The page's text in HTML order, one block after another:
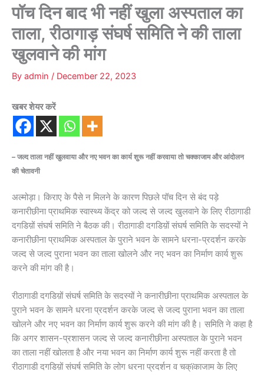
पॉच दिन बाद भी नहीं खुला अस्पताल का
ताला, रीठागाड़ संघर्ष समिति ने की ताला
खुलवाने की मांग
By admin / December 22, 2023
खबर शेयर करें
– जल्द ताला नहीं खुलवाया और नए भवन का कार्य शुरू नहीं करवाया तो चक्काजाम और आंदोलन
की चेतावनी
अल्मोड़ा। किराए के पैसे न मिलने के कारण पिछले पॉच दिन से बंद पड़े
कनारीछीना प्राथमिक स्वास्थ्य केंद्र को जल्द से जल्द खुलवाने के लिए रीठागाडी
दगडिय़ों संघर्ष समिति ने बैठक की। रीठागाडी दगडिय़ों संघर्ष समिति के सदस्यों ने
कनारीछीना प्राथमिक अस्पताल के पुराने भवन के सामने धरना-प्रदर्शन करके
जल्द से जल्द पुराना भवन का ताला खोलने और नए भवन का निर्माण कार्य शुरू
करने की मांग की है।
रीठागाडी दगडिय़ों संघर्ष समिति के सदस्यों ने कनारीछीना प्राथमिक अस्पताल के
पुराने भवन के सामने धरना प्रदर्शन करके जल्द से जल्द पुराना भवन का ताला
खोलने और नए भवन का निर्माण कार्य शुरू करने की मांग की है। समिति ने कहा है
कि अगर शासन-प्रशासन जल्द से जल्द कनारीछीना अस्पताल के पुराने भवन
का ताला नहीं खोलता है और नया भवन का निर्माण कार्य शुरू नहीं करता है तो
रीठागाडी दगडिय़ों संघर्ष समिति के लोग धरना प्रदर्शन व चक्ïकाजाम के लिए